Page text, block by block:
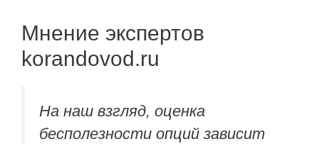
Мнение экспертов
korandovod.ru
На наш взгляд, оценка
бесполезности опций зависит